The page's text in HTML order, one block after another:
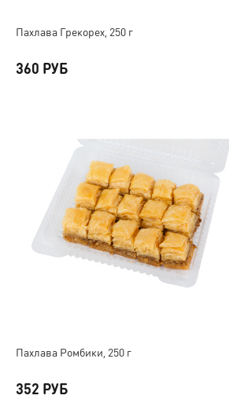
Пахлава Грекорех, 250 г
360 РУБ
Пахлава Ромбики, 250 г
352 РУБ